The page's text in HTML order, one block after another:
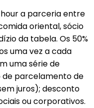
a parceria entre
oriental, sócio
da tabela. Os 50%
uma vez a cada
uma série de
de parcelamento de
juros); desconto
ou corporativos.